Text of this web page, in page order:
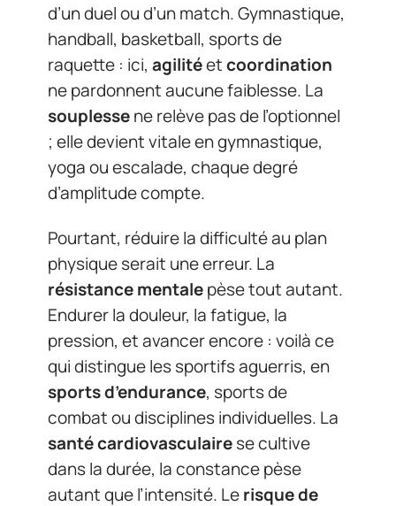
d’un duel ou d’un match. Gymnastique,
handball, basketball, sports de
raquette : ici, agilitéetcoordination
ne pardonnent aucune faiblesse. La
souplessene relève pas de l’optionnel
; elle devient vitale en gymnastique,
yoga ou escalade, chaque degré
d’amplitude compte.
Pourtant, réduire la difficulté au plan
physique serait une erreur. La
résistance mentalepèse tout autant.
Endurer la douleur, la fatigue, la
pression, et avancer encore : voilà ce
qui distingue les sportifs aguerris, en
sports d’endurance, sports de
combat ou disciplines individuelles. La
santé cardiovasculairese cultive
dans la durée, la constance pèse
autant que l’intensité. Lerisque de